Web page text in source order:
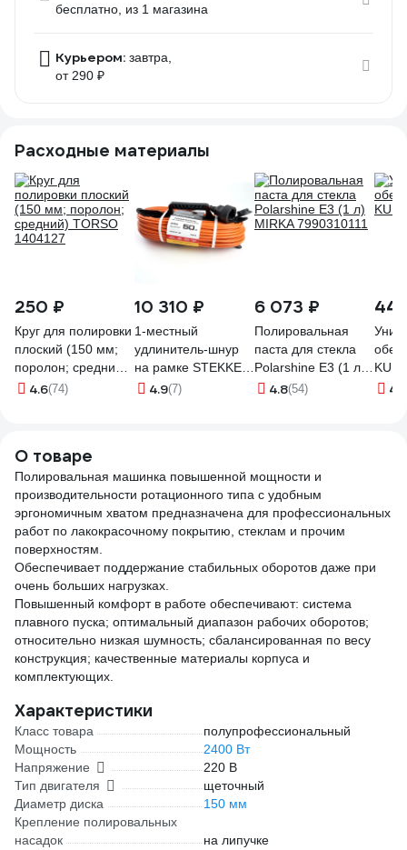
бесплатно , из 1 магазина
Курьером: завтра,
от 290 ₽
Расходные материалы
250 ₽
Круг для полировки
плоский (150 мм;
поролон; средний)
TORSO 1404127
4.6(74)
10 310 ₽
1-местный
удлинитель-шнур
на рамке STEKKER
с заземлением
4.9(7)
6 073 ₽
Полировальная
паста для стекла
Polarshine E3 (1 л)
MIRKA 7990310111
4.8(54) 4.6
О товаре
Полировальная машинка повышенной мощности и
производительности ротационного типа с удобным
эргономичным хватом предназначена для профессиональных
работ по лакокрасочному покрытию, стеклам и прочим
поверхностям.
Обеспечивает поддержание стабильных оборотов даже при
очень больших нагрузках.
Повышенный комфорт в работе обеспечивают: система
плавного пуска; оптимальный диапазон рабочих оборотов;
относительно низкая шумность; сбалансированная по весу
конструкция; качественные материалы корпуса и
комплектующих.
Характеристики
Класс товара
полупрофессиональный
Мощность
2400 Вт
Напряжение
220 В
Тип двигателя
щеточный
Диаметр диска
150 мм
Крепление полировальных
насадок
на липучке